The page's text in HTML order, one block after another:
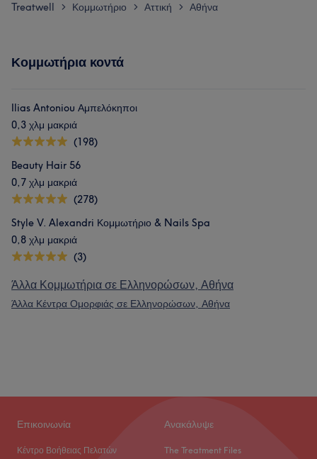
Treatwell > Κομμωτήριο > Αττική > Αθήνα
Κομμωτήρια κοντά
Ilias Antoniou Αμπελόκηποι
0,3 χλμ μακριά
(198)
Beauty Hair 56
0,7 χλμ μακριά
(278)
Style V. Alexandri Κομμωτήριο & Nails Spa
0,8 χλμ μακριά
(3)
Άλλα Κομμωτήρια σε Ελληνορώσων, Αθήνα
Άλλα Κέντρα Ομορφιάς σε Ελληνορώσων, Αθήνα
Επικοινωνία
Κέντρο Βοήθειας Πελατών
Ανακάλυψε
The Treatment Files